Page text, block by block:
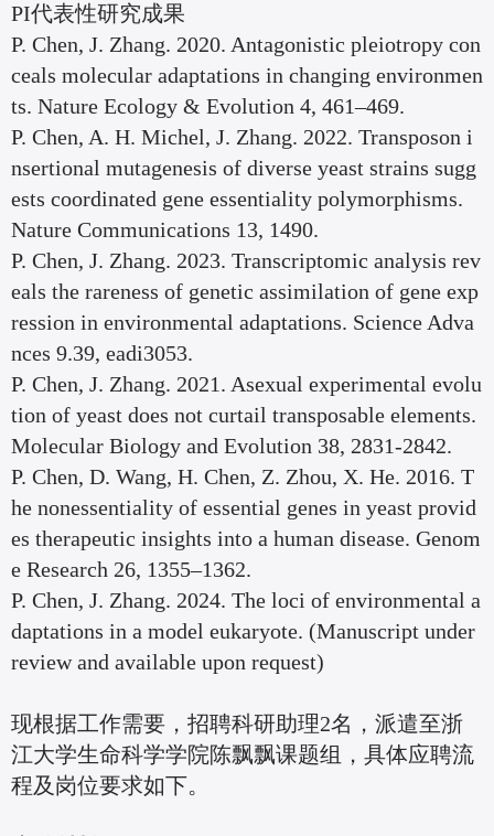
PI代表性研究成果
P. Chen, J. Zhang. 2020. Antagonistic pleiotropy con
ceals molecular adaptations in changing environmen
ts. Nature Ecology & Evolution 4, 461–469.
P. Chen, A. H. Michel, J. Zhang. 2022. Transposon i
nsertional mutagenesis of diverse yeast strains sugg
ests coordinated gene essentiality polymorphisms.
Nature Communications 13, 1490.
P. Chen, J. Zhang. 2023. Transcriptomic analysis rev
eals the rareness of genetic assimilation of gene exp
ression in environmental adaptations. Science Adva
nces 9.39, eadi3053.
P. Chen, J. Zhang. 2021. Asexual experimental evolu
tion of yeast does not curtail transposable elements.
Molecular Biology and Evolution 38, 2831-2842.
P. Chen, D. Wang, H. Chen, Z. Zhou, X. He. 2016. T
he nonessentiality of essential genes in yeast provid
es therapeutic insights into a human disease. Genom
e Research 26, 1355–1362.
P. Chen, J. Zhang. 2024. The loci of environmental a
daptations in a model eukaryote. (Manuscript under
review and available upon request)
现根据工作需要，招聘科研助理2名，派遣至浙
江大学生命科学学院陈飘飘课题组，具体应聘流
程及岗位要求如下。